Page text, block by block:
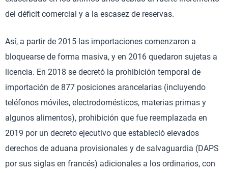
del déficit comercial y a la escasez de reservas.
Así, a partir de 2015 las importaciones comenzaron a
bloquearse de forma masiva, y en 2016 quedaron sujetas a
licencia. En 2018 se decretó la prohibición temporal de
importación de 877 posiciones arancelarias (incluyendo
teléfonos móviles, electrodomésticos, materias primas y
algunos alimentos), prohibición que fue reemplazada en
2019 por un decreto ejecutivo que estableció elevados
derechos de aduana provisionales y de salvaguardia (DAPS
por sus siglas en francés) adicionales a los ordinarios, con